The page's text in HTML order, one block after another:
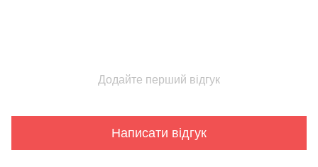
Додайте перший відгук
Написати відгук